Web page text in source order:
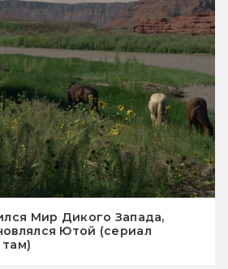
Мир Дикого Запада,
Ютой (сериал